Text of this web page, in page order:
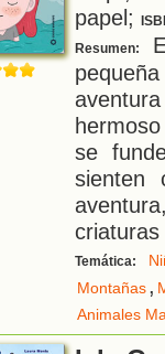
papel;
Resumen:
se
sienten
Temática:
Montañas,
Animales